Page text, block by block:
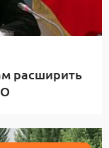
расширить